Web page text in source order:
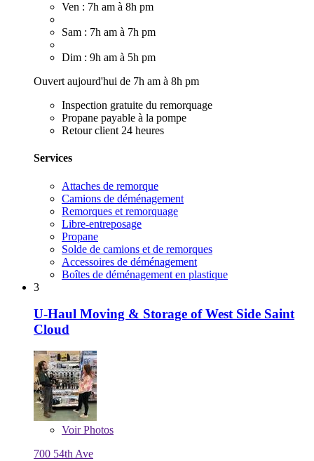
Ven : 7h am à 8h pm
Sam : 7h am à 7h pm
Dim : 9h am à 5h pm
Ouvert aujourd'hui de 7h am à 8h pm
Inspection gratuite du remorquage
Propane payable à la pompe
Retour client 24 heures
Services
Attaches de remorque
Camions de déménagement
Remorques et remorquage
Libre-entreposage
Propane
Solde de camions et de remorques
Accessoires de déménagement
Boîtes de déménagement en plastique
3
U-Haul Moving & Storage of West Side Saint
Cloud
VoirPhotos
700 54th Ave